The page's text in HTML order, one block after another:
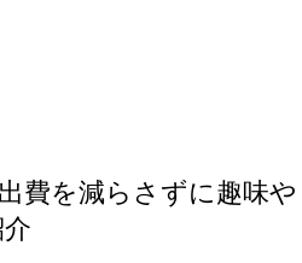
費を減らさずに趣味や